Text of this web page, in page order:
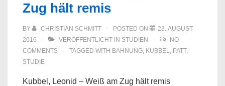
Zug hält remis
BY CHRISTIAN SCHMITT POSTED ON
23. AUGUST
2016
VERÖFFENTLICHT IN STUDIEN
NO
COMMENTS
TAGGED WITH BAHNUNG, KUBBEL, PATT,
STUDIE
Kubbel, Leonid – Weiß am Zug hält remis